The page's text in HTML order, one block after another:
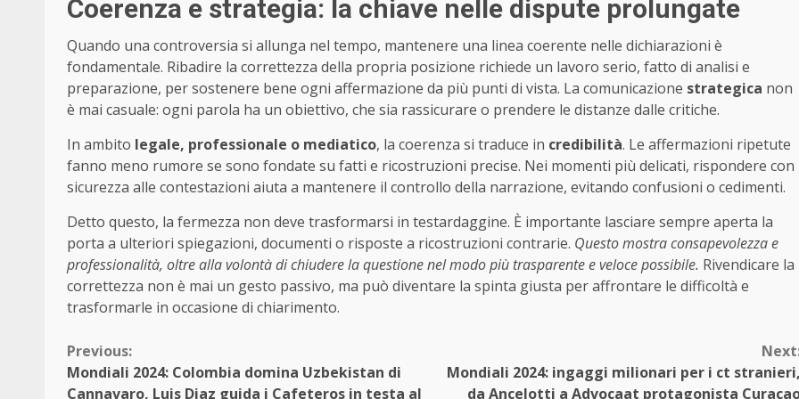
Coerenza e strategia: la chiave nelle dispute prolungate
Quando una controversia si allunga nel tempo, mantenere una linea coerente nelle dichiarazioni è
fondamentale. Ribadire la correttezza della propria posizione richiede un lavoro serio, fatto di analisi e
preparazione, per sostenere bene ogni affermazione da più punti di vista. La comunicazione strategica non
è mai casuale: ogni parola ha un obiettivo, che sia rassicurare o prendere le distanze dalle critiche.
In ambito legale, professionale o mediatico, la coerenza si traduce in credibilità. Le affermazioni ripetute
fanno meno rumore se sono fondate su fatti e ricostruzioni precise. Nei momenti più delicati, rispondere con
sicurezza alle contestazioni aiuta a mantenere il controllo della narrazione, evitando confusioni o cedimenti.
Detto questo, la fermezza non deve trasformarsi in testardaggine. È importante lasciare sempre aperta la
porta a ulteriori spiegazioni, documenti o risposte a ricostruzioni contrarie. Questo mostra consapevolezza e
professionalità, oltre alla volontà di chiudere la questione nel modo più trasparente e veloce possibile. Rivendicare la
correttezza non è mai un gesto passivo, ma può diventare la spinta giusta per affrontare le difficoltà e
trasformarle in occasione di chiarimento.
Continue
Reading
Previous:
Mondiali 2024: Colombia domina Uzbekistan di
Cannavaro, Luis Diaz guida i Cafeteros in testa al
Mondiali 2024: ingaggi milionari per i ct stranieri,
da Ancelotti a Advocaat protagonista